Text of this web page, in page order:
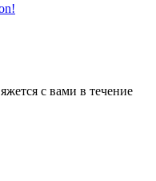
с вами в течение